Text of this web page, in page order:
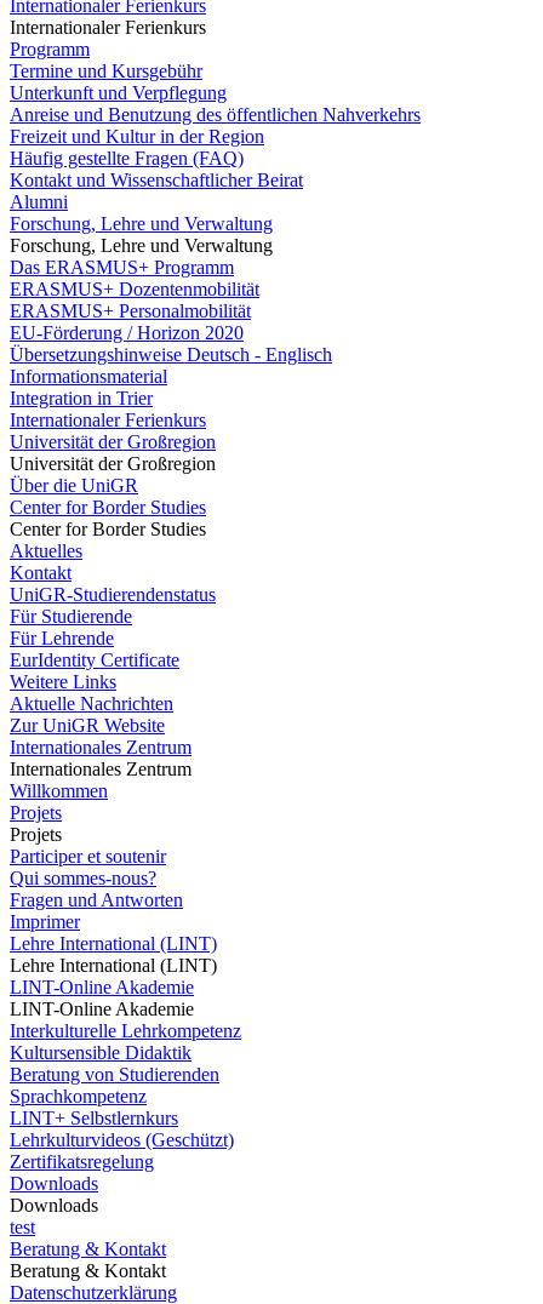
Internationaler Ferienkurs
Internationaler Ferienkurs
Programm
Termine und Kursgebühr
Unterkunft und Verpflegung
Anreise und Benutzung des öffentlichen Nahverkehrs
Freizeit und Kultur in der Region
Häufig gestellte Fragen (FAQ)
Kontakt und Wissenschaftlicher Beirat
Alumni
Forschung, Lehre und Verwaltung
Forschung, Lehre und Verwaltung
Das ERASMUS+ Programm
ERASMUS+ Dozentenmobilität
ERASMUS+ Personalmobilität
EU-Förderung / Horizon 2020
Übersetzungshinweise Deutsch - Englisch
Informationsmaterial
Integration in Trier
Internationaler Ferienkurs
Universität der Großregion
Universität der Großregion
Über die UniGR
Center for Border Studies
Center for Border Studies
Aktuelles
Kontakt
UniGR-Studierendenstatus
Für Studierende
Für Lehrende
EurIdentity Certificate
Weitere Links
Aktuelle Nachrichten
Zur UniGR Website
Internationales Zentrum
Internationales Zentrum
Willkommen
Projets
Projets
Participer et soutenir
Qui sommes-nous?
Fragen und Antworten
Imprimer
Lehre International (LINT)
Lehre International (LINT)
LINT-Online Akademie
LINT-Online Akademie
Interkulturelle Lehrkompetenz
Kultursensible Didaktik
Beratung von Studierenden
Sprachkompetenz
LINT+ Selbstlernkurs
Lehrkulturvideos (Geschützt)
Zertifikatsregelung
Downloads
Downloads
test
Beratung & Kontakt
Beratung & Kontakt
Datenschutzerklärung